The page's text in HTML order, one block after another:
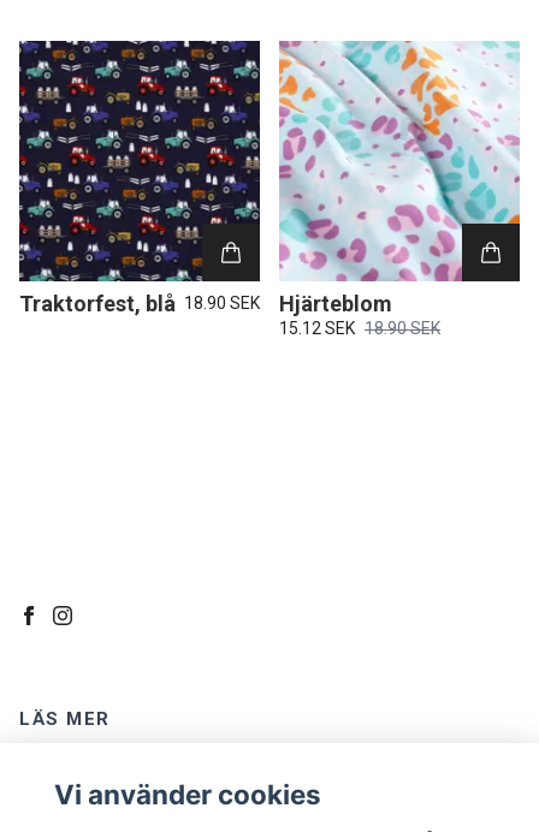
Traktorfest, blå 18.90 SEK Hjärteblom
15.12 SEK 18.90 SEK
LÄS MER
Om ossVi använder cookies